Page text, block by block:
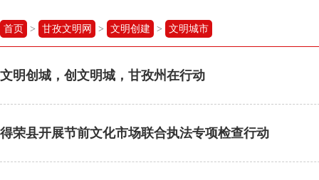
首页 > 甘孜文明网 > 文明创建 > 文明城市
文明创城，创文明城，甘孜州在行动
得荣县开展节前文化市场联合执法专项检查行动